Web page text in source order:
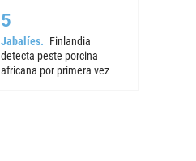
Jabalíes
Finlandia
detecta peste porcina
africana por primera vez